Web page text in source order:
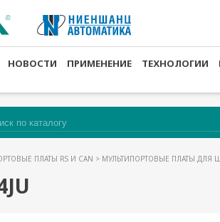
НОВОСТИ ПРИМЕНЕНИЕ ТЕХНОЛОГИИ
ПЛАТЫ RS И CAN > МУЛЬТИПОРТОВЫЕ ПЛАТЫ ДЛЯ